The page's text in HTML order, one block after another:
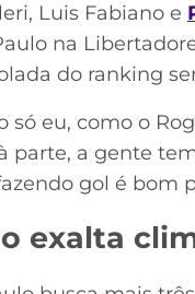
Luis Fabiano e
na
do ranking
só eu, como o
parte, a gente
gol é bom
exalta